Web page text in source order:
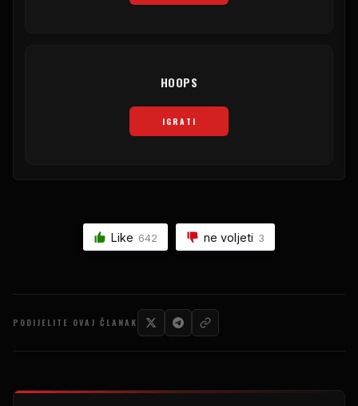
HOOPS
IGRATI
Like 642 ne voljeti 3
PODIJELITE OVAJ ČLANAK